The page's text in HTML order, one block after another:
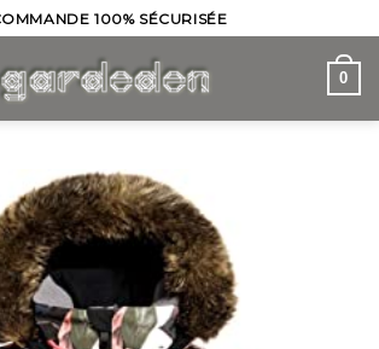
100% SÉCURISÉE
0